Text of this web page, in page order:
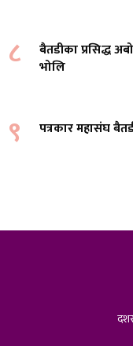
८
बैतडीका प्रसिद्ध
भोलि
९ पत्रकार महासंघ